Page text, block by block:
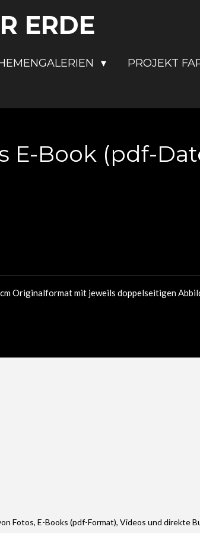
ERDE
PROJEKT
E-Book (pdf-
Originalformat mit jeweils doppelseitigen
Fotos, E-Books (pdf-Format), Videos und direkte